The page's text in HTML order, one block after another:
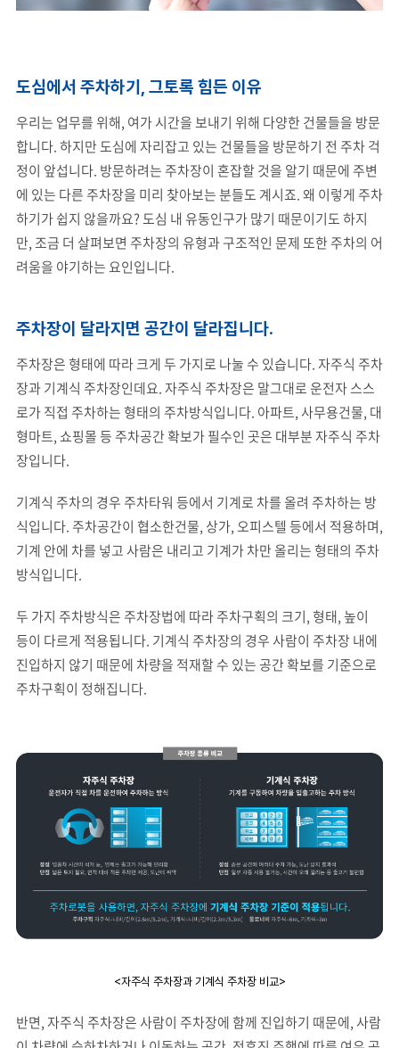
도심에서 주차하기, 그토록 힘든 이유
우리는 업무를 위해, 여가 시간을 보내기 위해 다양한 건물들을 방문
합니다. 하지만 도심에 자리잡고 있는 건물들을 방문하기 전 주차 걱
정이 앞섭니다. 방문하려는 주차장이 혼잡할 것을 알기 때문에 주변
에 있는 다른 주차장을 미리 찾아보는 분들도 계시죠. 왜 이렇게 주차
하기가 쉽지 않을까요? 도심 내 유동인구가 많기 때문이기도 하지
만, 조금 더 살펴보면 주차장의 유형과 구조적인 문제 또한 주차의 어
려움을 야기하는 요인입니다.
주차장이 달라지면 공간이 달라집니다.
주차장은 형태에 따라 크게 두 가지로 나눌 수 있습니다. 자주식 주차
장과 기계식 주차장인데요. 자주식 주차장은 말그대로 운전자 스스
로가 직접 주차하는 형태의 주차방식입니다. 아파트, 사무용건물, 대
형마트, 쇼핑몰 등 주차공간 확보가 필수인 곳은 대부분 자주식 주차
장입니다.
기계식 주차의 경우 주차타워 등에서 기계로 차를 올려 주차하는 방
식입니다. 주차공간이 협소한건물, 상가, 오피스텔 등에서 적용하며,
기계 안에 차를 넣고 사람은 내리고 기계가 차만 올리는 형태의 주차
방식입니다.
두 가지 주차방식은 주차장법에 따라 주차구획의 크기, 형태, 높이
등이 다르게 적용됩니다. 기계식 주차장의 경우 사람이 주차장 내에
진입하지 않기 때문에 차량을 적재할 수 있는 공간 확보를 기준으로
주차구획이 정해집니다.
<자주식 주차장과 기계식 주차장 비교>
반면, 자주식 주차장은 사람이 주차장에 함께 진입하기 때문에, 사람